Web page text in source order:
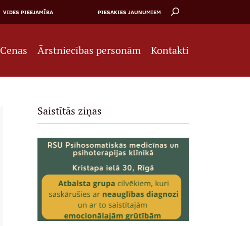
VIDES PIEEJAMĪBA PIESAKIES JAUNUMIEM
Cenas Ārstniecības personām Kontakti
Saistītās ziņas